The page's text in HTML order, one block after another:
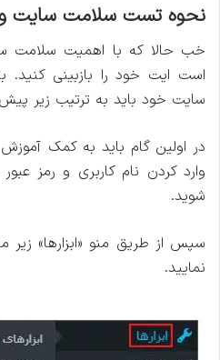
نحوه تست سلامت سایت
خب حالا که با اهمیت سلامت
است ایت خود را بازبینی
سایت خود باید به ترتیب زیر
در اولین گام باید به کمک
وارد کردن نام کاربری و رمز
شوید.
سپس از طریق منو «ابزارها» زیر
نمایید.